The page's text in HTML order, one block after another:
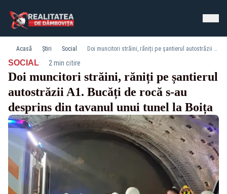
Acasă Știri Social Doi muncitori străini, răniți pe șantierul autostrăzii A1. Bucăți de rocă s-au desprins din tavanul unui tunel la Boița
SOCIAL· 2 min citire
Doi muncitori străini, răniți pe șantierul
autostrăzii A1. Bucăți de rocă s-au
desprins din tavanul unui tunel la Boița